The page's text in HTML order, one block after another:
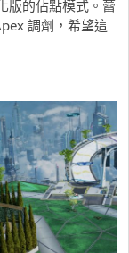
版的佔點模式。蕾
調劑，希望這